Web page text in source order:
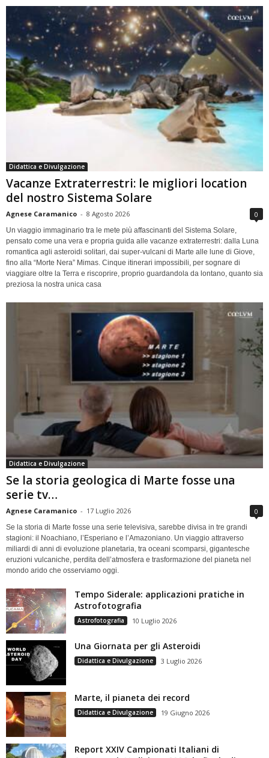
Didattica e Divulgazione
Vacanze Extraterrestri: le migliori location
del nostro Sistema Solare
Agnese Caramanico - 8 Agosto 2026 0
Un viaggio immaginario tra le mete più affascinanti del Sistema Solare,
pensato come una vera e propria guida alle vacanze extraterrestri: dalla Luna
romantica agli asteroidi solitari, dai super-vulcani di Marte alle lune di Giove,
fino alla “Morte Nera” Mimas. Cinque itinerari impossibili, per sognare di
viaggiare oltre la Terra e riscoprire, proprio guardandola da lontano, quanto sia
preziosa la nostra unica casa
Didattica e Divulgazione
Se la storia geologica di Marte fosse una
serie tv…
Agnese Caramanico - 17 Luglio 2026 0
Se la storia di Marte fosse una serie televisiva, sarebbe divisa in tre grandi
stagioni: il Noachiano, l’Esperiano e l’Amazoniano. Un viaggio attraverso
miliardi di anni di evoluzione planetaria, tra oceani scomparsi, gigantesche
eruzioni vulcaniche, perdita dell’atmosfera e trasformazione del pianeta nel
mondo arido che osserviamo oggi.
Tempo Siderale: applicazioni pratiche in
Astrofotografia
Astrofotografia 10 Luglio 2026
Una Giornata per gli Asteroidi
Didattica e Divulgazione 3 Luglio 2026
Marte, il pianeta dei record
Didattica e Divulgazione 19 Giugno 2026
Report XXIV Campionati Italiani di